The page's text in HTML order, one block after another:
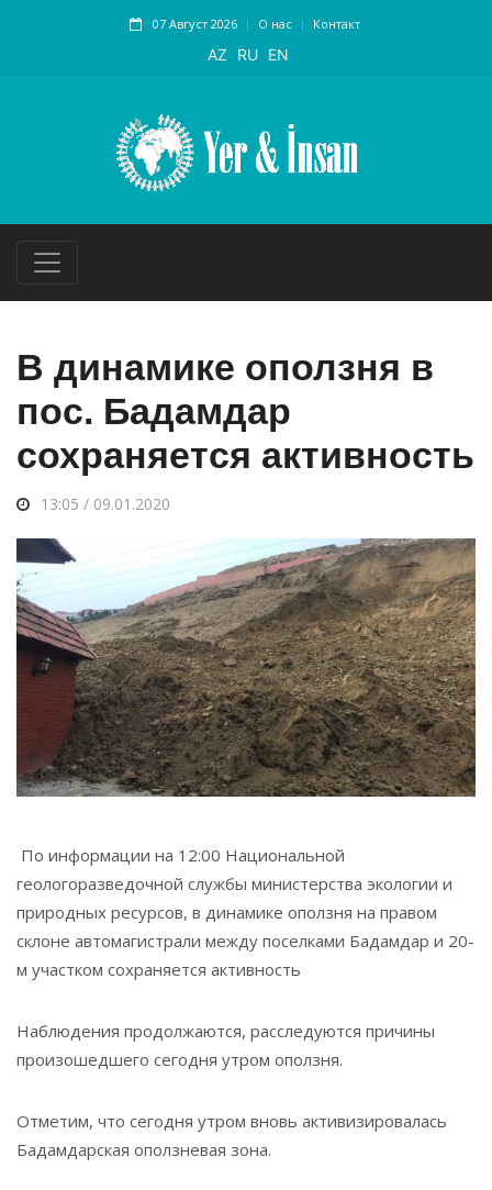
07 Август 2026 О нас Контакт
AZ RU EN
В динамике оползня в
пос. Бадамдар
сохраняется активность
13:05 / 09.01.2020
По информации на 12:00 Национальной
геологоразведочной службы министерства экологии и
природных ресурсов, в динамике оползня на правом
склоне автомагистрали между поселками Бадамдар и 20-
м участком сохраняется активность
Наблюдения продолжаются, расследуются причины
произошедшего сегодня утром оползня.
Отметим, что сегодня утром вновь активизировалась
Бадамдарская оползневая зона.